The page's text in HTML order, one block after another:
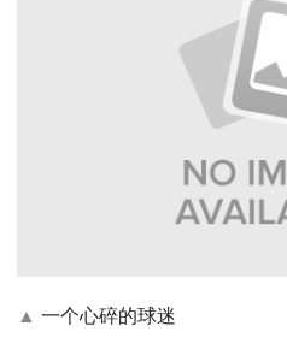
▲ 一个心碎的球迷